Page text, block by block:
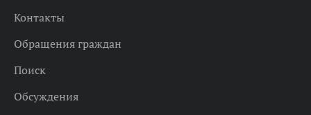
Контакты
Обращения граждан
Поиск
Обсуждения